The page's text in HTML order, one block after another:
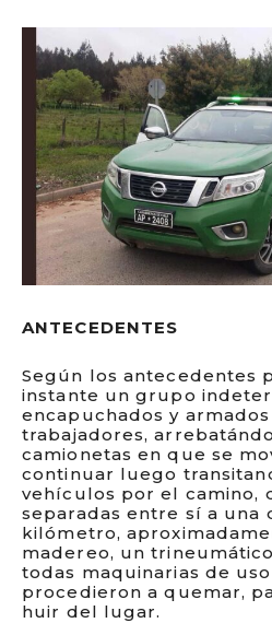
ANTECEDENTES
Según los antecedentes
instante un grupo
encapuchados y
trabajadores,
camionetas en que se
continuar luego
vehículos por el camino,
separadas entre sí a una
kilómetro,
madereo, un
todas maquinarias de
procedieron a quemar,
huir del lugar.